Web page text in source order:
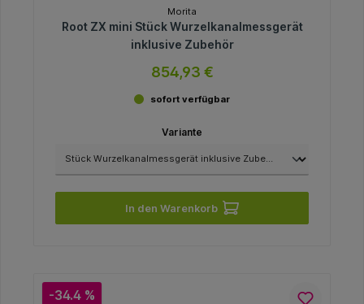
Morita
Root ZX mini Stück Wurzelkanalmessgerät
inklusive Zubehör
854,93 €
sofort verfügbar
Variante
In den Warenkorb
-34.4 %